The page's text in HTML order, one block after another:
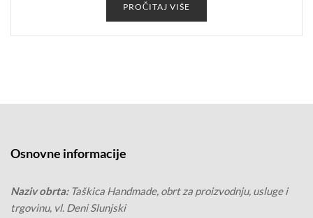
PROČITAJ VIŠE
Osnovne informacije
Naziv obrta: Taškica Handmade, obrt za proizvodnju, usluge i
trgovinu, vl. Deni Slunjski